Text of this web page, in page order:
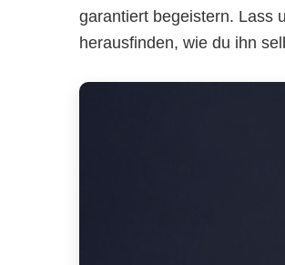
garantiert begeistern. Lass
herausfinden, wie du ihn